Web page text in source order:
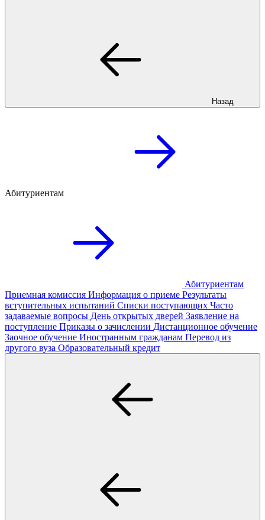
Назад
Абитуриентам
Абитуриентам
Приемная комиссия Информация о приеме Результаты
вступительных испытаний Списки поступающих Часто
задаваемые вопросы День открытых дверей Заявление на
поступление Приказы о зачислении Дистанционное обучение
Заочное обучение Иностранным гражданам Перевод из
другого вуза Образовательный кредит